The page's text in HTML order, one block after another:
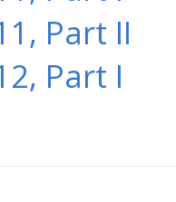
Part II
Part I